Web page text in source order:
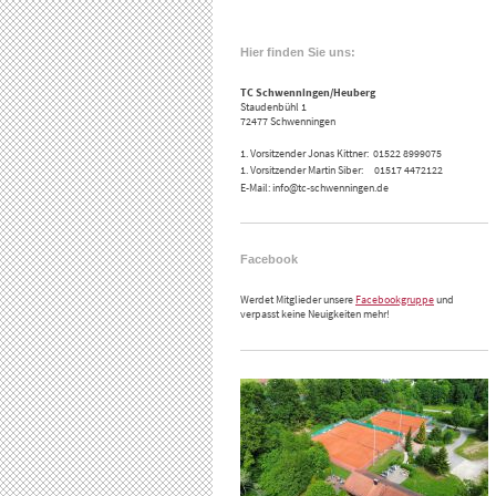
Hier finden Sie uns:
TC Schwenningen/Heuberg
Staudenbühl 1
72477 Schwenningen
1. Vorsitzender Jonas Kittner: 01522 8999075
1. Vorsitzender Martin Siber: 01517 4472122
E-Mail: info@tc-schwenningen.de
Facebook
Werdet Mitglieder unsere Facebookgruppeund
verpasst keine Neuigkeiten mehr!